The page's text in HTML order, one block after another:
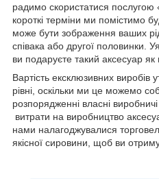
радимо скористатися
короткі терміни ми помістимо
може бути зображення ваших
співака або другої половинки.
ви подаруєте такий аксесуар як
Вартість ексклюзивних виробів
рівні, оскільки ми це можемо
розпорядженні власні
витрати на виробництво
нами налагоджувалися
якісної сировини, щоб ви